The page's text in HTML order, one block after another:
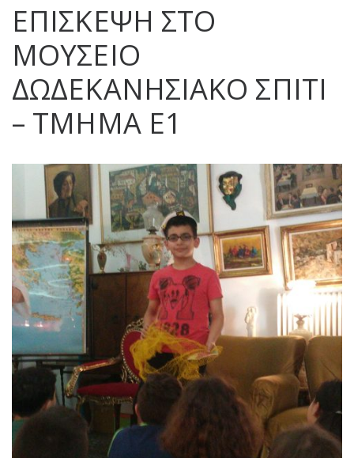
ΕΠΙΣΚΕΨΗ ΣΤΟ
ΜΟΥΣΕΙΟ
ΔΩΔΕΚΑΝΗΣΙΑΚΟ ΣΠΙΤΙ
– ΤΜΗΜΑ Ε1